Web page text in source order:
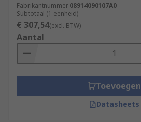
Fabrikantnummer 08914090107A0
Subtotaal (1 eenheid)
€ 307,54(excl. BTW)
Aantal
Toevoegen
Datasheets